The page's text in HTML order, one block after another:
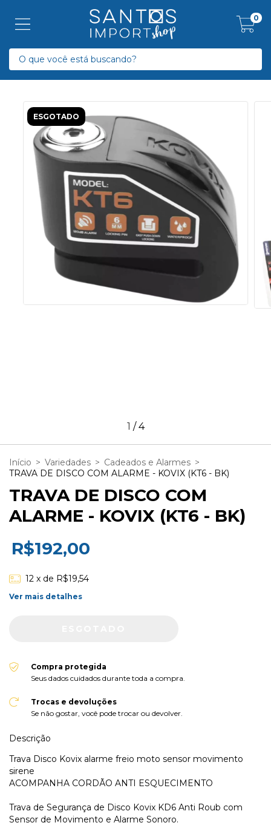
0
ESGOTADO
1 /4
Início > Variedades > Cadeados e Alarmes >
TRAVA DE DISCO COM ALARME - KOVIX (KT6 - BK)
TRAVA DE DISCO COM
ALARME - KOVIX (KT6 - BK)
R$192,00
12 x de R$19,54
Ver mais detalhes
Compra protegida
Seus dados cuidados durante toda a compra.
Trocas e devoluções
Se não gostar, você pode trocar ou devolver.
Descrição
Trava Disco Kovix alarme freio moto sensor movimento
sirene
ACOMPANHA CORDÃO ANTI ESQUECIMENTO
Trava de Segurança de Disco Kovix KD6 Anti Roub com
Sensor de Movimento e Alarme Sonoro.